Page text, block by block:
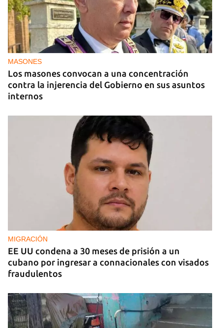
MIAMI
La hija de un diplomático castrista expulsado de
EE UU en 2003 está bajo custodia del ICE
MASONES
Los masones convocan a una concentración
contra la injerencia del Gobierno en sus asuntos
internos
MIGRACIÓN
EE UU condena a 30 meses de prisión a un
cubano por ingresar a connacionales con visados
fraudulentos